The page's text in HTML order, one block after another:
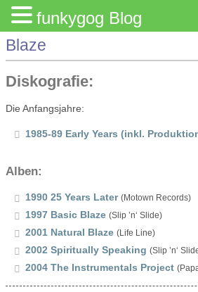
Blaze
Diskografie:
Die Anfangsjahre:
1985-89 Early Years (inkl.
Alben:
1990 25 Years Later (Motown Records)
1997 Basic Blaze (Slip ’n‘ Slide)
2001 Natural Blaze (Life Line)
2002 Spiritually Speaking (Slip ’n‘
2004 The Instrumentals Project
funkygog Blog